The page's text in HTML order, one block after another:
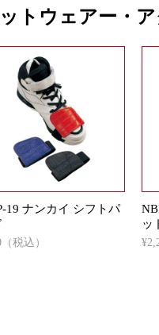
トウェアー・
19 ナンカイ シフトパ
税込）
ッ